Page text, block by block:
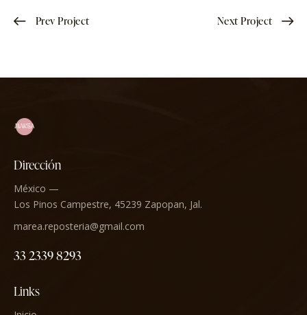
Prev Project Next Project
Dirección
México —
Los Pinos Campestre, 45239 Zapopan, Jal.
marea.reposteria@gmail.com
33 2339 8293
Links